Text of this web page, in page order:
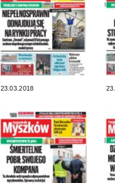
23.03.2018